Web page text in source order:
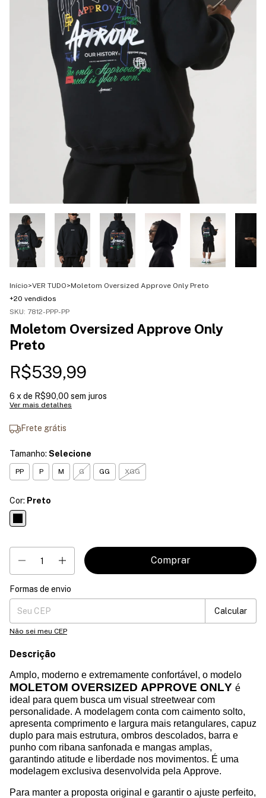
Início>VER TUDO>Moletom Oversized Approve Only Preto
+20 vendidos
SKU: 7812-PPP-PP
Moletom Oversized Approve Only
Preto
R$539,99
6 x de R$90,00 sem juros
Ver mais detalhes
Frete grátis
Tamanho: Selecione
PP P M G GG XGG
Cor: Preto
Entregas para o CEP:
Formas de envio
Calcular
Não sei meu CEP
Descrição
Amplo, moderno e extremamente confortável, o modelo
MOLETOM OVERSIZED APPROVE ONLY é
ideal para quem busca um visual streetwear com
personalidade. A modelagem conta com caimento solto,
apresenta comprimento e largura mais retangulares, capuz
duplo para mais estrutura, ombros descolados, barra e
punho com ribana sanfonada e mangas amplas,
garantindo atitude e liberdade nos movimentos. É uma
modelagem exclusiva desenvolvida pela Approve.
Para manter a proposta original e garantir o ajuste perfeito,